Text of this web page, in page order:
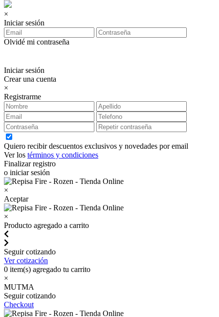
×
Iniciar sesión
Olvidé mi contraseña
Iniciar sesión
Crear una cuenta
×
Registrarme
Quiero recibir descuentos exclusivos y novedades por email
Ver los términos y condiciones
Finalizar registro
o iniciar sesión
×
Aceptar
×
Producto agregado a carrito
Seguir cotizando
Ver cotización
0 item(s) agregado tu carrito
×
MUTMA
Seguir cotizando
Checkout